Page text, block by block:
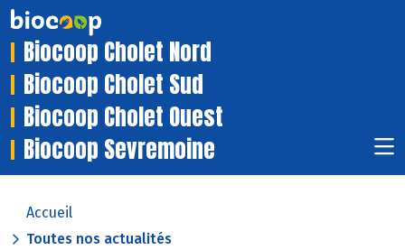
Biocoop Cholet Nord
Biocoop Cholet Sud
Biocoop Cholet Ouest
Biocoop Sevremoine
Accueil
Toutes nos actualités